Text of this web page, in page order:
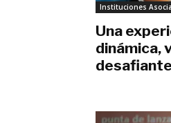
Instituciones
Una
dinámica,
desafiante